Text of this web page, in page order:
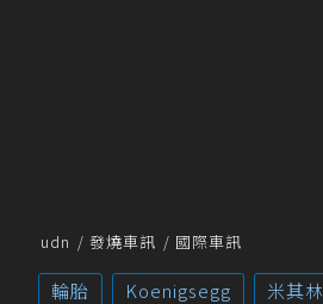
udn 發燒車訊 國際車訊
輪胎 Koenigsegg 米其林